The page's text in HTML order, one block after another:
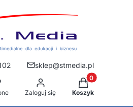
sklep@stmedia.pl
Zaloguj się
Produkty w
Koszyk